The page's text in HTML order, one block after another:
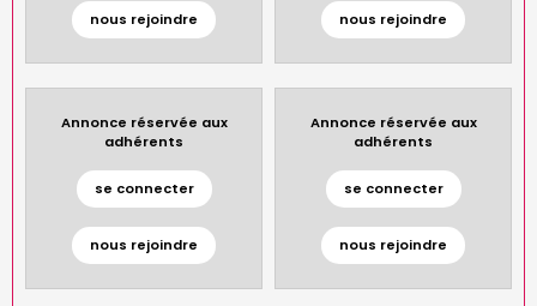
nous rejoindre nous rejoindre
Annonce réservée aux
adhérents
se connecter
nous rejoindre
Annonce réservée aux
adhérents
se connecter
nous rejoindre